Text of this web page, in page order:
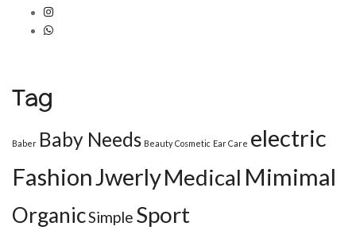
Tag
Baber Baby Needs Beauty Cosmetic Ear Care electric
FashionJwerlyMedical Mimimal
OrganicSimple Sport